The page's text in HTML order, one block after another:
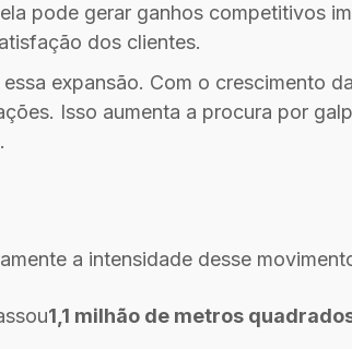
pode gerar ganhos competitivos
dos clientes.
expansão. Com o crescimento
Isso aumenta a procura por
a intensidade desse
1,1 milhão de metros